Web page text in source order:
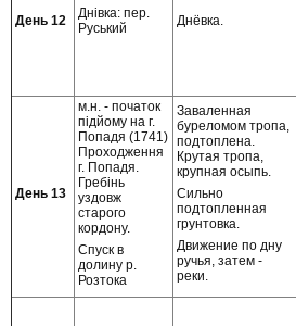
День 12
Днівка: пер.
Руський
Днёвка.
День 13
м.н. - початок
підйому на г.
Попадя (1741)
Проходження
г. Попадя.
Гребінь
уздовж
старого
кордону.
Спуск в
долину р.
Розтока
Заваленная
буреломом тропа,
подтоплена.
Крутая тропа,
крупная осыпь.
Сильно
подтопленная
грунтовка.
Движение по дну
ручья, затем -
реки.